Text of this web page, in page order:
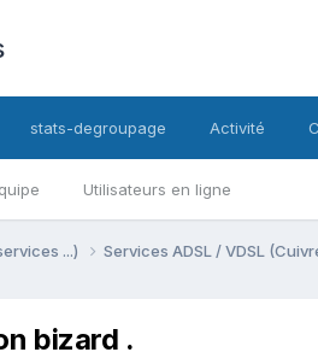
Utilisateurs en ligne
stats-degroupage Activité
...) Services ADSL / VDSL
bizard .